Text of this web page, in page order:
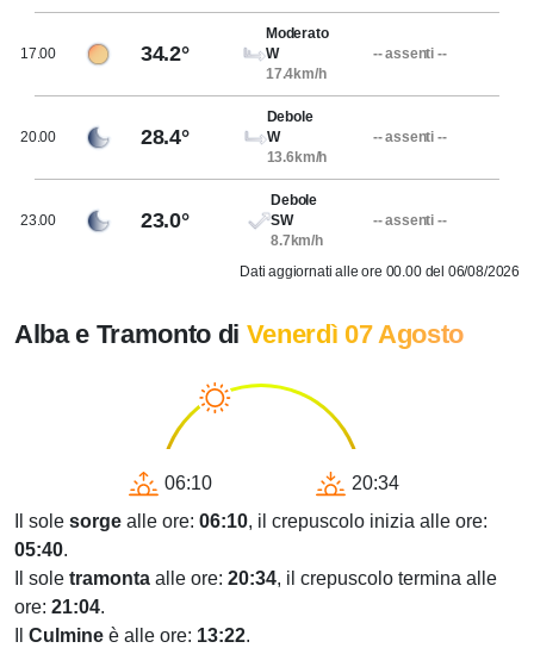
17.00 34.2°
Moderato
W
17.4km/h
-- assenti --
20.00 28.4°
Debole
W
13.6km/h
-- assenti --
23.00 23.0°
Debole
SW
8.7km/h
-- assenti --
Dati aggiornati alle ore 00.00 del 06/08/2026
Alba e Tramonto di Venerdì 07 Agosto
06:10
20:34
Il sole sorge alle ore: 06:10, il crepuscolo inizia alle ore:
05:40.
Il sole tramonta alle ore: 20:34, il crepuscolo termina alle
ore: 21:04.
Culmine è alle ore: 13:22.